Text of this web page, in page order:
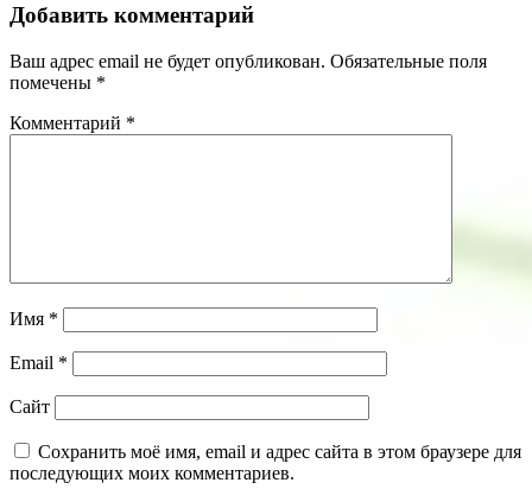
Добавить комментарий
Ваш адрес email не будет опубликован. Обязательные поля
помечены *
Комментарий *
Имя *
Email *
Сайт
Сохранить моё имя, email и адрес сайта в этом браузере для
последующих моих комментариев.